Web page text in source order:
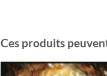
Ces produits